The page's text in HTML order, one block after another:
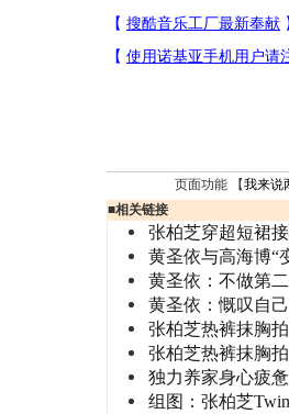
页面功能 【我来说
■相关链接
张柏芝穿超短裙
黄圣依与高海博“
黄圣依：不做第
黄圣依：慨叹自
张柏芝热裤抹胸
张柏芝热裤抹胸
独力养家身心疲
组图：张柏芝